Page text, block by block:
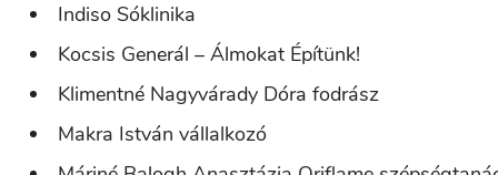
Indiso Sóklinika
Kocsis Generál – Álmokat Építünk!
Klimentné Nagyvárady Dóra fodrász
Makra István vállalkozó